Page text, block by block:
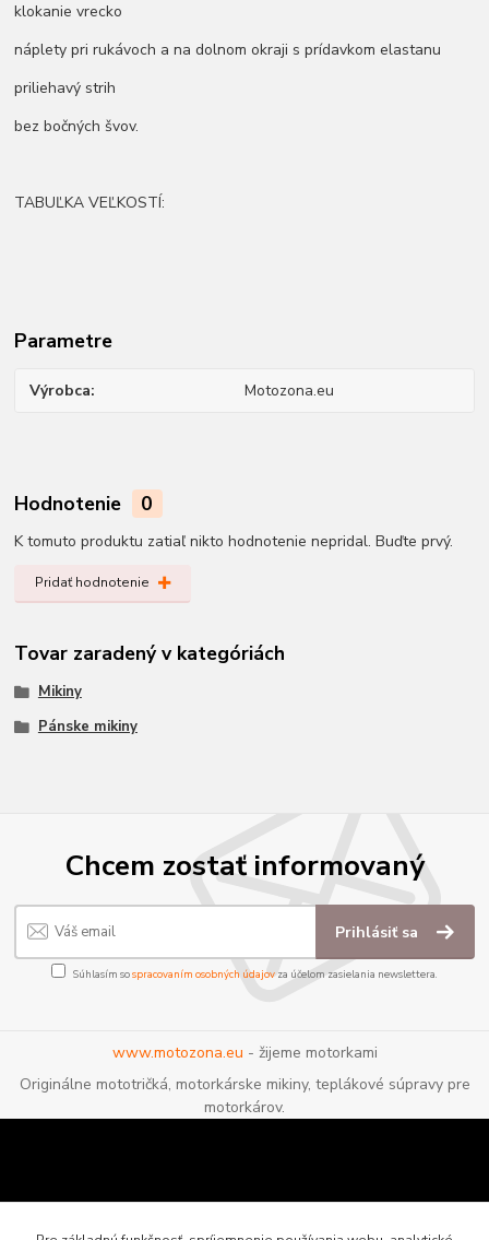
klokanie vrecko
náplety pri rukávoch a na dolnom okraji s prídavkom elastanu
priliehavý strih
bez bočných švov.
TABUĽKA VEĽKOSTÍ:
Parametre
Výrobca Motozona.eu
Hodnotenie 0
K tomuto produktu zatiaľ nikto hodnotenie nepridal. Buďte prvý.
Pridať hodnotenie
Tovar zaradený v kategóriách
Mikiny
Pánske mikiny
Chcem zostať informovaný
Prihlásiť sa
Súhlasím sospracovaním osobných údajov za účelom zasielania newslettera.
www.motozona.eu - žijeme motorkami
Originálne mototričká, motorkárske mikiny, teplákové súpravy pre
motorkárov.